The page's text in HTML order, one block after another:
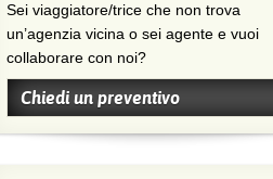
Sei viaggiatore/trice che non trova
un’agenzia vicina o sei agente e vuoi
collaborare con noi?
Chiedi un preventivo